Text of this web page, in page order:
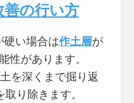
善の行い方
硬い場合は作土層が
性があります。
を深くまで掘り返
取り除きます。